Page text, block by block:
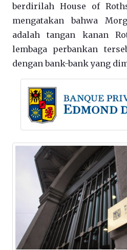
berdirilah House of
mengatakan bahwa
adalah tangan kanan
lembaga perbankan
dengan bank-bank yang